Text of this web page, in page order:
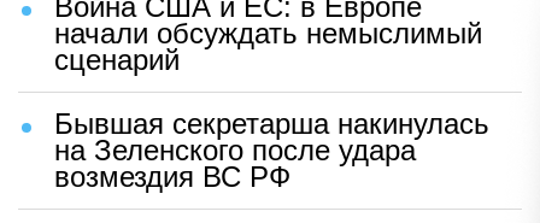
Война США и ЕС: в Европе
начали обсуждать немыслимый
сценарий
Бывшая секретарша накинулась
на Зеленского после удара
возмездия ВС РФ